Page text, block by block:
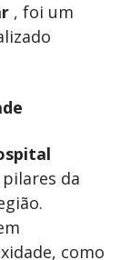
, foi um
da
como